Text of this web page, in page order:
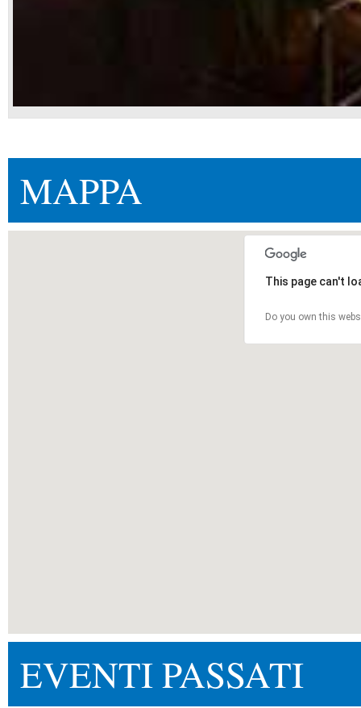
MAPPA
This page can't
Do you own this
EVENTI PASSATI